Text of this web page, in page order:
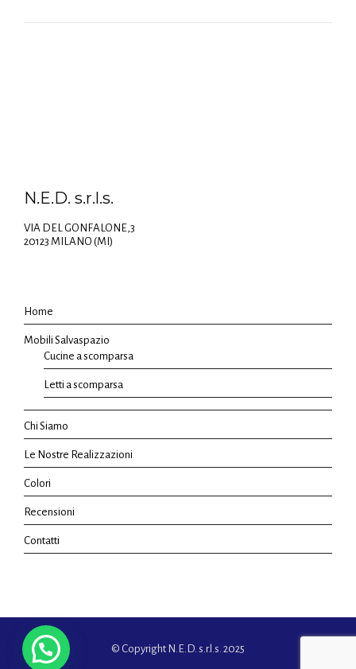
N.E.D. s.r.l.s.
VIA DEL GONFALONE,3
20123 MILANO (MI)
Home
Mobili Salvaspazio
Cucine a scomparsa
Letti a scomparsa
Chi Siamo
Le Nostre Realizzazioni
Colori
Recensioni
Contatti
© Copyright N.E.D. s.r.l.s. 2025